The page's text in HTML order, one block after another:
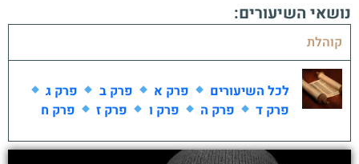
נושאי השיעורים:
קוהלת
לכל השיעורים פרק א פרק ב
פרק ג
פרק ד
פרק ה פרק ו פרק ז פרק ח